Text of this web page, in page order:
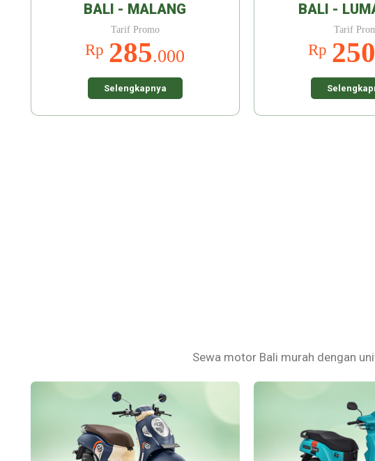
BALI - MALANG
Tarif Promo
Rp 285.000
Selengkapnya
BALI -
Tarif
Rp 250
Sewa motor Bali murah dengan